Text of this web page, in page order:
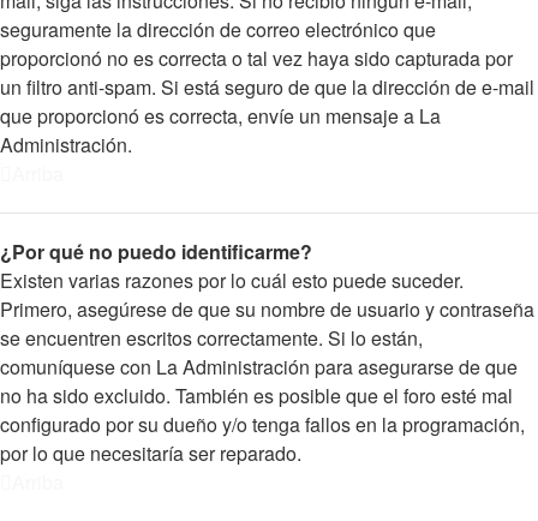
seguramente la dirección de correo electrónico que
proporcionó no es correcta o tal vez haya sido capturada por
un filtro anti-spam. Si está seguro de que la dirección de e-mail
que proporcionó es correcta, envíe un mensaje a La
Administración.
¿Por qué no puedo identificarme?
Existen varias razones por lo cuál esto puede suceder.
Primero, asegúrese de que su nombre de usuario y contraseña
se encuentren escritos correctamente. Si lo están,
comuníquese con La Administración para asegurarse de que
no ha sido excluido. También es posible que el foro esté mal
configurado por su dueño y/o tenga fallos en la programación,
por lo que necesitaría ser reparado.